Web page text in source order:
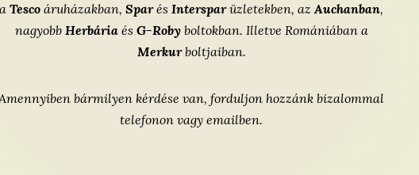
a Tesco áruházakban, Spar és Interspar üzletekben, az Auchanban,
nagyobb Herbária és G-Roby boltokban. Illetve Romániában a
Merkurboltjaiban.
bármilyen kérdése van, forduljon hozzánk bizalommal
telefonon vagy emailben.